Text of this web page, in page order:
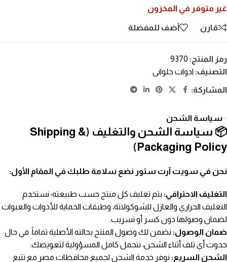
غير متوفر في المخزون
قارن أضف للمفضلة
رمز المنتج: 9370
التصنيف: ادوات حلوانى
المشاركة:
سياسة الشحن
📦 سياسة الشحن والتغليف (Shipping &
Packaging Policy)
نحن في سويت آرت ستور نضع سلامة طلبك في المقام الأول:
التغليف الاحترافي: يتم تغليف كل منتج حسب طبيعته؛ نستخدم
التغليف الحراري والعازل للشوكولاتة، وطبقات الحماية للأدوات والعبوات
لضمان وصولها دون كسر أو تسريب.
ضمان الوصول: نضمن لك وصول المنتج بحالته الأصلية تماماً. في حال
حدوث أي تلف أثناء الشحن، نتحمل كامل المسؤولية لتعويضك.
الشحن السريع: نوفر خدمة الشحن لجميع محافظات مصر مع تتبع